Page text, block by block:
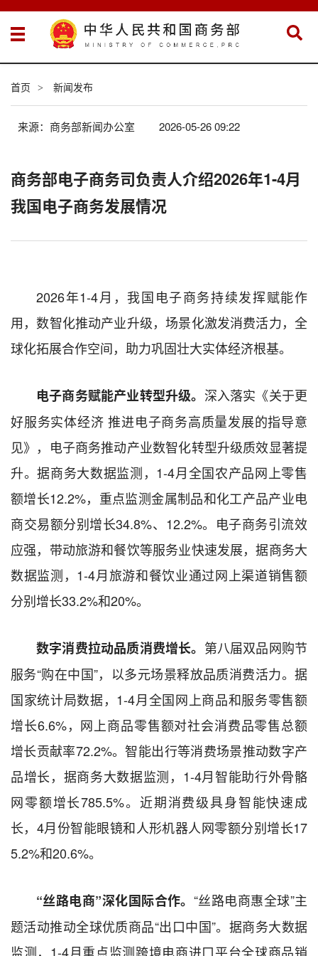
首页 > 新闻发布
来源：商务部新闻办公室 2026-05-26 09:22
商务部电子商务司负责人介绍2026年1-4月
我国电子商务发展情况
2026年1-4月，我国电子商务持续发挥赋能作
用，数智化推动产业升级，场景化激发消费活力，全
球化拓展合作空间，助力巩固壮大实体经济根基。
电子商务赋能产业转型升级。 深入落实《关于更
好服务实体经济 推进电子商务高质量发展的指导意
见》，电子商务推动产业数智化转型升级质效显著提
升。据商务大数据监测，1-4月全国农产品网上零售
额增长12.2%，重点监测金属制品和化工产品产业电
商交易额分别增长34.8%、12.2%。电子商务引流效
应强，带动旅游和餐饮等服务业快速发展，据商务大
数据监测，1-4月旅游和餐饮业通过网上渠道销售额
分别增长33.2%和20%。
数字消费拉动品质消费增长。 第八届双品网购节
服务“购在中国”，以多元场景释放品质消费活力。据
国家统计局数据，1-4月全国网上商品和服务零售额
增长6.6%，网上商品零售额对社会消费品零售总额
增长贡献率72.2%。智能出行等消费场景推动数字产
品增长，据商务大数据监测，1-4月智能助行外骨骼
网零额增长785.5%。近期消费级具身智能快速成
长，4月份智能眼镜和人形机器人网零额分别增长17
5.2%和20.6%。
“丝路电商”深化国际合作。 “丝路电商惠全球”主
题活动推动全球优质商品“出口中国”。据商务大数据
监测，1-4月重点监测跨境电商进口平台全球商品销